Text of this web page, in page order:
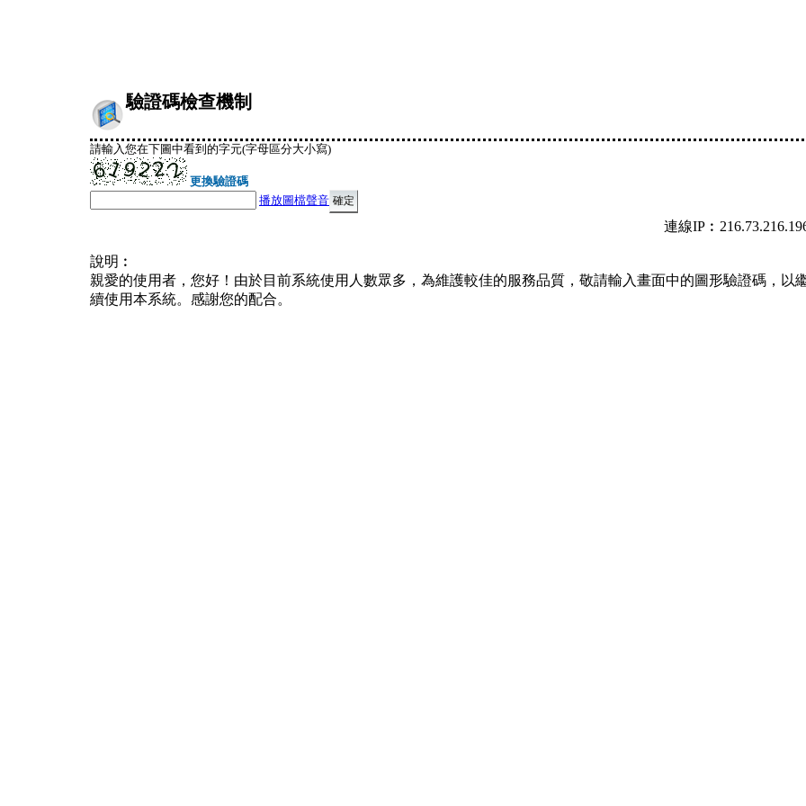
驗證碼檢查機制
請輸入您在下圖中看到的字元(字母區分大小寫)
更換驗證碼
播放圖檔聲音
連線
說明︰
親愛的使用者，您好！由於目前系統使用人數眾多，為維護較佳的服務品質，敬請輸入畫面中的圖形驗證碼，以
續使用本系統。感謝您的配合。